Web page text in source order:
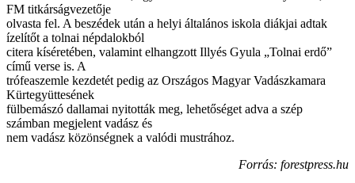
FM titkárságvezetője
olvasta fel. A beszédek után a helyi általános iskola diákjai adtak
ízelítőt a tolnai népdalokból
citera kíséretében, valamint elhangzott Illyés Gyula „Tolnai erdő”
című verse is. A
trófeaszemle kezdetét pedig az Országos Magyar Vadászkamara
Kürtegyüttesének
fülbemászó dallamai nyitották meg, lehetőséget adva a szép
számban megjelent vadász és
nem vadász közönségnek a valódi mustrához.
Forrás: forestpress.hu